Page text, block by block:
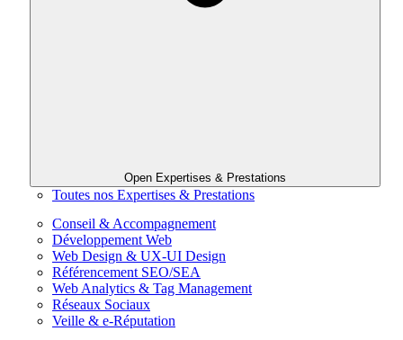
Open Expertises & Prestations
Toutes nos Expertises & Prestations
Conseil & Accompagnement
Développement Web
Web Design & UX-UI Design
Référencement SEO/SEA
Web Analytics & Tag Management
Réseaux Sociaux
Veille & e-Réputation